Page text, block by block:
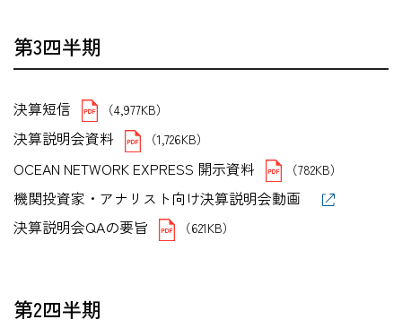
第3四半期
決算短信 （4,977KB）
決算説明会資料 （1,726KB）
OCEAN NETWORK EXPRESS 開示資料 （782KB）
機関投資家・アナリスト向け決算説明会動画
決算説明会QAの要旨
（621KB）
第2四半期